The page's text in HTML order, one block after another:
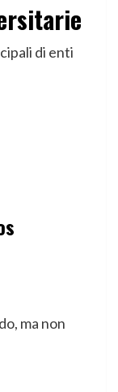
di enti
ma non